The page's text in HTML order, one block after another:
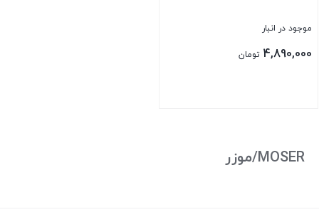
موجود در انبار
4,890,000 تومان
MOSER/موزر